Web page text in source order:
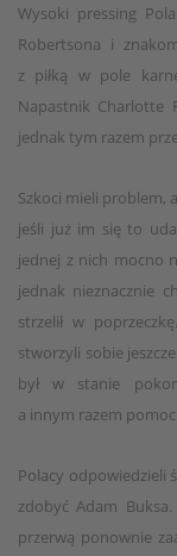
Wysoki pressing
Robertsona i
z piłką w pole
Napastnik Charlotte
jednak tym razem
Szkoci mieli problem,
jeśli już im się to
jednej z nich mocno
jednak nieznacznie
strzelił w
stworzyli sobie
był w stanie
a innym razem
Polacy odpowiedzieli
zdobyć Adam
przerwą ponownie